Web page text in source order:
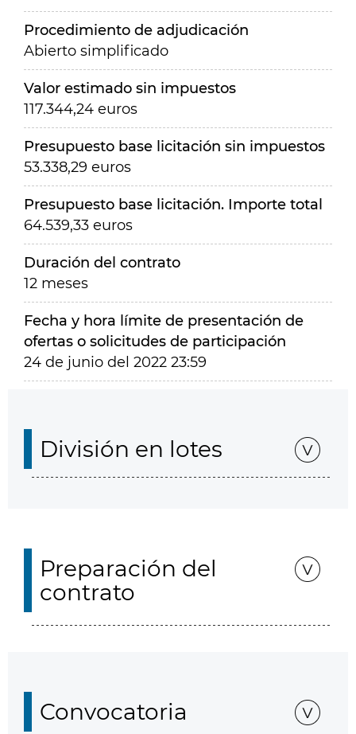
Procedimiento de adjudicación
Abierto simplificado
Valor estimado sin impuestos
117.344,24 euros
Presupuesto base licitación sin impuestos
53.338,29 euros
Presupuesto base licitación. Importe total
64.539,33 euros
Duración del contrato
12 meses
Fecha y hora límite de presentación de
ofertas o solicitudes de participación
24 de junio del 2022 23:59
División en lotes
Preparación del
contrato
Convocatoria